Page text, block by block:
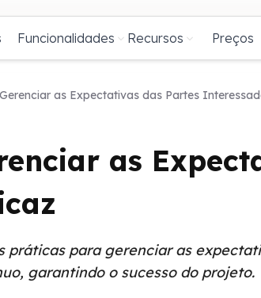
Funcionalidades Recursos Preços
as Expectativas das Partes
as
práticas para gerenciar as
garantindo o sucesso do projeto.